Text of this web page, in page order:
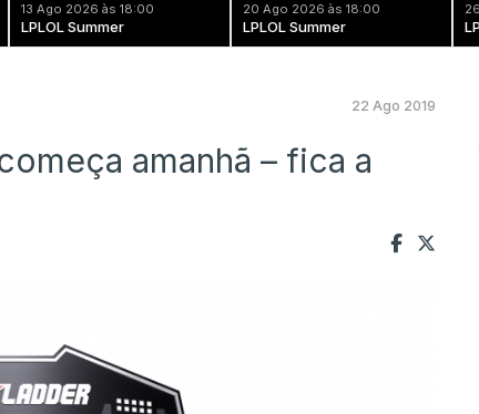
13 Ago 2026 às 18:00
LPLOL Summer
20 Ago 2026 às 18:00
LPLOL Summer
22 Ago 2019
amanhã – fica a